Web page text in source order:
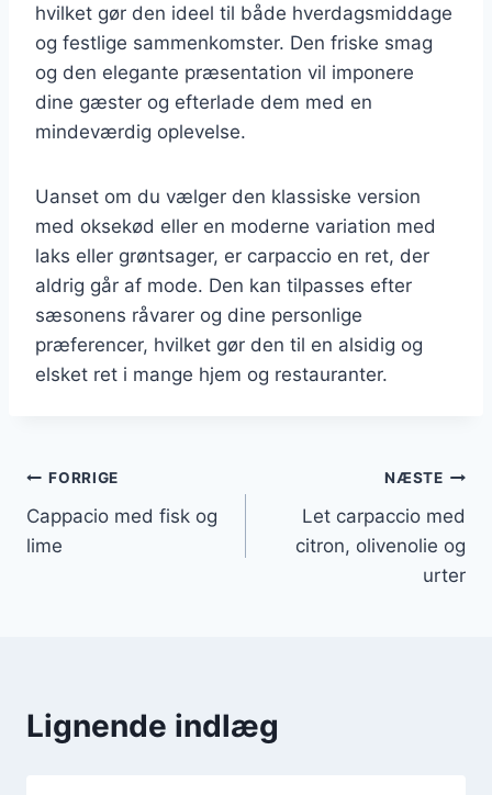
hvilket gør den ideel til både hverdagsmiddage
og festlige sammenkomster. Den friske smag
og den elegante præsentation vil imponere
dine gæster og efterlade dem med en
mindeværdig oplevelse.
Uanset om du vælger den klassiske version
med oksekød eller en moderne variation med
laks eller grøntsager, er carpaccio en ret, der
aldrig går af mode. Den kan tilpasses efter
sæsonens råvarer og dine personlige
præferencer, hvilket gør den til en alsidig og
elsket ret i mange hjem og restauranter.
Indlægsnavigation
FORRIGE
Cappacio med fisk og
lime
NÆSTE
Let carpaccio med
citron, olivenolie og
urter
Lignende indlæg